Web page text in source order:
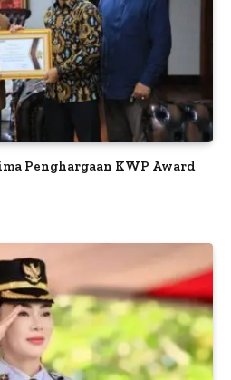
Penghargaan KWP Award